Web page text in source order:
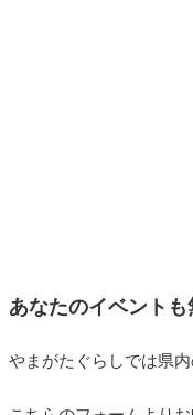
あなたのイベント
やまがたぐらしでは県内